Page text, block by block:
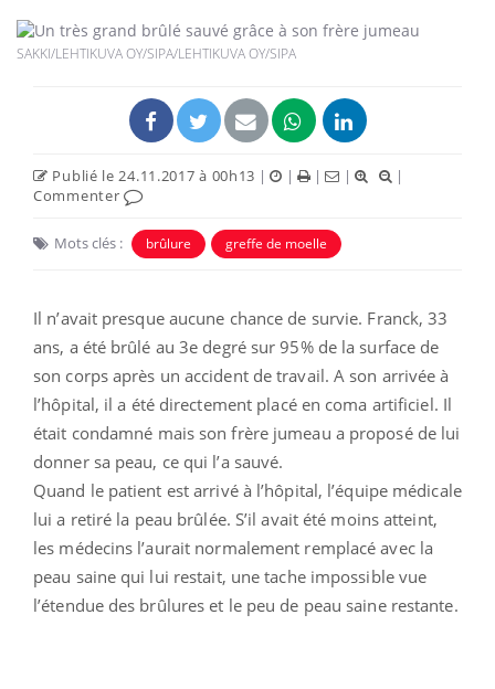
SAKKI/LEHTIKUVA OY/SIPA/LEHTIKUVA OY/SIPA
Publié le 24.11.2017 à 00h13 | | | |
|
Commenter
Mots clés : brûlure greffe de moelle
Il n’avait presque aucune chance de survie. Franck, 33
ans, a été brûlé au 3e degré sur 95% de la surface de
son corps après un accident de travail. A son arrivée à
l’hôpital, il a été directement placé en coma artificiel. Il
était condamné mais son frère jumeau a proposé de lui
donner sa peau, ce qui l’a sauvé.
Quand le patient est arrivé à l’hôpital, l’équipe médicale
lui a retiré la peau brûlée. S’il avait été moins atteint,
les médecins l’aurait normalement remplacé avec la
peau saine qui lui restait, une tache impossible vue
l’étendue des brûlures et le peu de peau saine restante.